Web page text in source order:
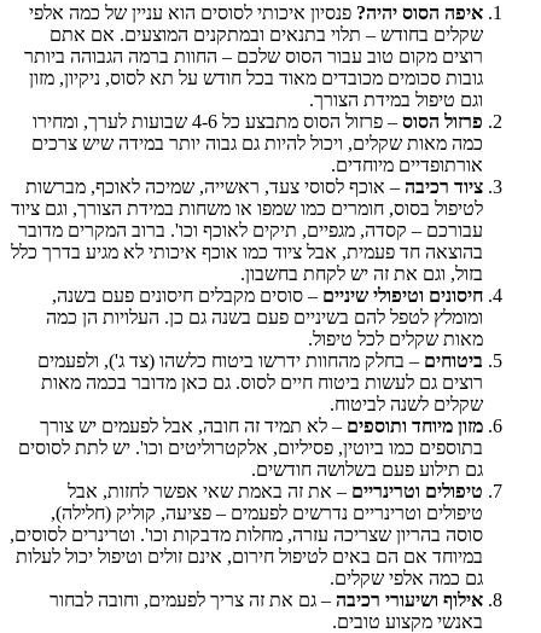
איפה הסוס יהיה? פנסיון איכותי לסוסים הוא עניין של כמה אלפי
שקלים בחודש – תלוי בתנאים ובמתקנים המוצעים. אם אתם
רוצים מקום טוב עבור הסוס שלכם – החוות ברמה הגבוהה ביותר
גובות סכומים מכובדים מאוד בכל חודש על תא לסוס, ניקיון, מזון
וגם טיפול במידת הצורך.
פרזול הסוס
– פרזול הסוס מתבצע כל 4-6 שבועות לערך, ומחירו
כמה מאות שקלים, ויכול להיות גם גבוה יותר במידה שיש צרכים
אורתופדיים מיוחדים.
ציוד רכיבה – אוכף לסוסי צעד, ראשייה, שמיכה לאוכף, מברשות
לטיפול בסוס, חומרים כמו שמפו או משחות במידת הצורך, וגם ציוד
עבורכם – קסדה, מגפיים, תיקים לאוכף וכו'. ברוב המקרים מדובר
בהוצאה חד פעמית, אבל ציוד כמו אוכף איכותי לא מגיע בדרך כלל
בזול, וגם את זה יש לקחת בחשבון.
חיסונים וטיפולי שיניים – סוסים מקבלים חיסונים פעם בשנה,
ומומלץ לטפל להם בשיניים פעם בשנה גם כן. העלויות הן כמה
מאות שקלים לכל טיפול.
ביטוחים – בחלק מהחוות ידרשו ביטוח כלשהו (צד ג'), ולפעמים
רוצים גם לעשות ביטוח חיים לסוס. גם כאן מדובר בכמה מאות
שקלים לשנה לביטוח.
מזון מיוחד ותוספים – לא תמיד זה חובה, אבל לפעמים יש צורך
בתוספים כמו ביוטין, פסיליום, אלקטרוליטים וכו'. יש לתת לסוסים
גם תילוע פעם בשלושה חודשים.
טיפולים וטרינריים – את זה באמת שאי אפשר לחזות, אבל
טיפולים וטרינריים נדרשים לפעמים – פציעה, קוליק (חלילה),
סוסה בהריון שצריכה עזרה, מחלות מדבקות וכו'. וטרינרים לסוסים,
במיוחד אם הם באים לטיפול חירום, אינם זולים וטיפול יכול לעלות
גם כמה אלפי שקלים.
אילוף ושיעורי רכיבה – גם את זה צריך לפעמים, וחובה לבחור
באנשי מקצוע טובים.